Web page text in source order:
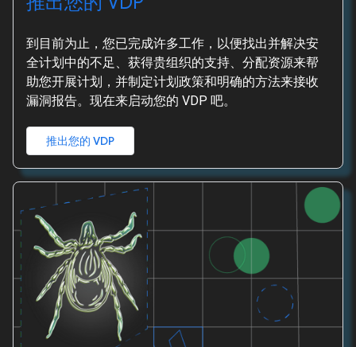
到目前为止，您已完成许多工作，以便找出并解决安
全计划中的不足、获得贵组织的支持、分配资源来帮
助您开展计划，并制定计划政策和明确的方法来接收
漏洞报告。现在来启动您的 VDP 吧。
推出您的 VDP